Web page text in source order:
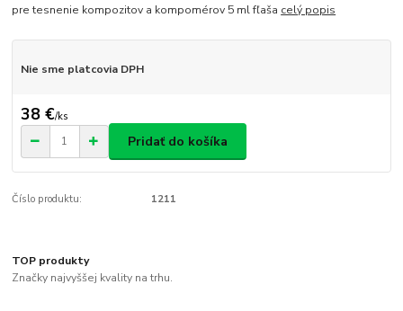
pre tesnenie kompozitov a kompomérov 5 ml fľaša celý popis
Nie sme platcovia DPH
38 €/ks
Pridať do košíka
Číslo produktu: 1211
TOP produkty
Značky najvyššej kvality na trhu.